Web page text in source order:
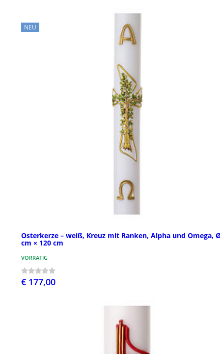
NEU
Osterkerze – weiß, Kreuz mit Ranken, Alpha und Omega,
cm × 120 cm
VORRÄTIG
€ 177,00